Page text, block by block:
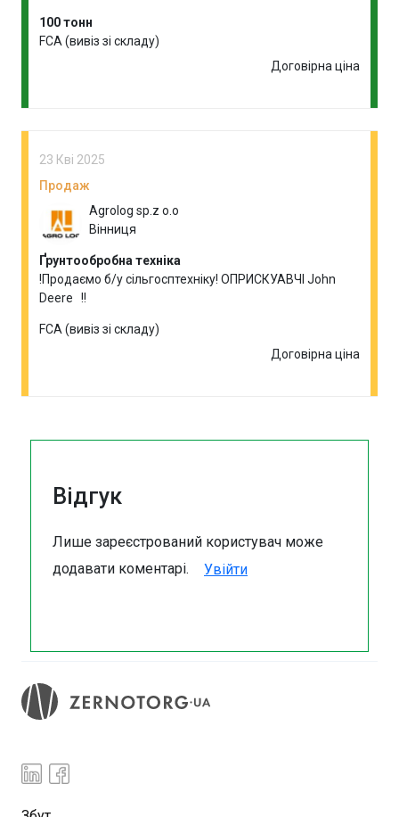
100 тонн
FCA (вивіз зі складу)
Договірна ціна
23 Кві 2025
Продаж
Agrolog sp.z o.o
Вінниця
Ґрунтообробна техніка
!Продаємо б/у сільгосптехніку! ОПРИСКУАВЧІ John
Deere !!
FCA (вивіз зі складу)
Договірна ціна
Відгук
Лише зареєстрований користувач може
додавати коментарі.
Увійти